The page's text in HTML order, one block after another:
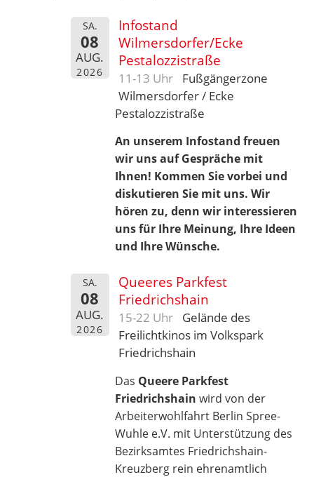
SA.
08
AUG.
2026
Infostand
Wilmersdorfer/Ecke
Pestalozzistraße
11-13 Uhr
Fußgängerzone
Wilmersdorfer / Ecke
Pestalozzistraße
An unserem Infostand freuen
wir uns auf Gespräche mit
Ihnen! Kommen Sie vorbei und
diskutieren Sie mit uns. Wir
hören zu, denn wir interessieren
uns für Ihre Meinung, Ihre Ideen
und Ihre Wünsche.
SA.
08
AUG.
2026
Queeres Parkfest
Friedrichshain
15-22 Uhr
Gelände des
Freilichtkinos im Volkspark
Friedrichshain
Das Queere Parkfest
Friedrichshain wird von der
Arbeiterwohlfahrt Berlin Spree-
Wuhle e.V. mit Unterstützung des
Bezirksamtes Friedrichshain-
Kreuzberg rein ehrenamtlich